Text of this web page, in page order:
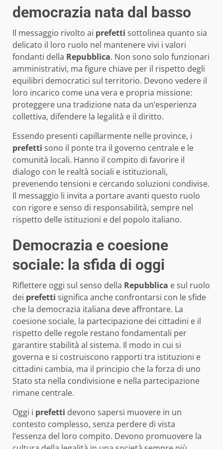
democrazia nata dal basso
Il messaggio rivolto ai prefetti sottolinea quanto sia
delicato il loro ruolo nel mantenere vivi i valori
fondanti della Repubblica. Non sono solo funzionari
amministrativi, ma figure chiave per il rispetto degli
equilibri democratici sul territorio. Devono vedere il
loro incarico come una vera e propria missione:
proteggere una tradizione nata da un’esperienza
collettiva, difendere la legalità e il diritto.
Essendo presenti capillarmente nelle province, i
prefetti sono il ponte tra il governo centrale e le
comunità locali. Hanno il compito di favorire il
dialogo con le realtà sociali e istituzionali,
prevenendo tensioni e cercando soluzioni condivise.
Il messaggio li invita a portare avanti questo ruolo
con rigore e senso di responsabilità, sempre nel
rispetto delle istituzioni e del popolo italiano.
Democrazia e coesione
sociale: la sfida di oggi
Riflettere oggi sul senso della Repubblica e sul ruolo
dei prefetti significa anche confrontarsi con le sfide
che la democrazia italiana deve affrontare. La
coesione sociale, la partecipazione dei cittadini e il
rispetto delle regole restano fondamentali per
garantire stabilità al sistema. Il modo in cui si
governa e si costruiscono rapporti tra istituzioni e
cittadini cambia, ma il principio che la forza di uno
Stato sta nella condivisione e nella partecipazione
rimane centrale.
Oggi i prefetti devono sapersi muovere in un
contesto complesso, senza perdere di vista
l’essenza del loro compito. Devono promuovere la